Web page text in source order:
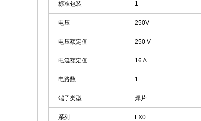
标准包装 1
电压 250V
电压额定值 250 V
电流额定值 16 A
电路数 1
端子类型 焊片
系列 FX0